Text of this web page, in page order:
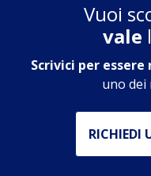
Vuoi
vale
Scrivici per
uno dei
RICHIEDI